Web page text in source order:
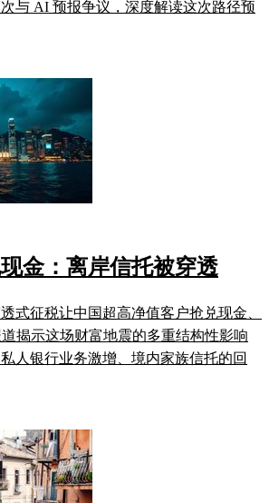
与 AI 预报争议，深度解读这次路径预
金：离岸信托被穿透
式征税让中国超高净值客户抢兑现金、
揭示这场财富地震的多重结构性影响
人银行业务激增、境内家族信托的回